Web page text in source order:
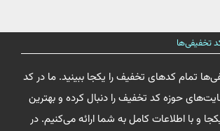
تخفیفی‌ها
تمام کدهای تخفیف را یکجا ببینید. ما در کد
حوزه کد تخفیف را دنبال کرده و بهترین
و با اطلاعات کامل به شما ارائه می‌کنیم. در